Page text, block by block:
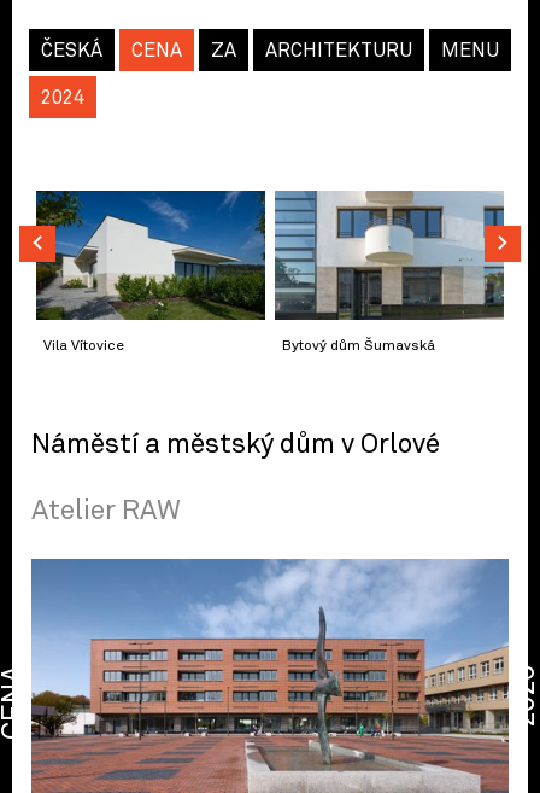
ČESKÁ CENA ZA ARCHITEKTURU
2024
MENU
Vila Vítovice Bytový dům Šumavská
Náměstí a městský dům v Orlové
Atelier RAW
CENA 2026